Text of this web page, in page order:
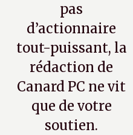
pas
d’actionnaire
tout-puissant, la
rédaction de
Canard PC ne vit
que de votre
soutien.